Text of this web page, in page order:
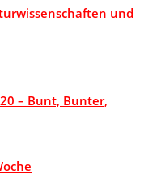
und
– Bunt, Bunter,